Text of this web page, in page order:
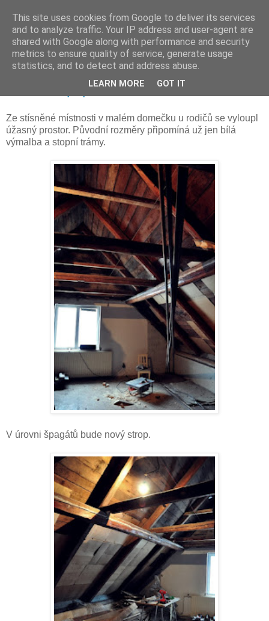
Podkroví poprvé
Ze stísněné místnosti v malém domečku u rodičů se vyloupl
úžasný prostor. Původní rozměry připomíná už jen bílá
výmalba a stopní trámy.
V úrovni špagátů bude nový strop.
This site uses cookies from Google to deliver its services
and to analyze traffic. Your IP address and user-agent are
shared with Google along with performance and security
metrics to ensure quality of service, generate usage
statistics, and to detect and address abuse.
LEARN MORE GOT IT